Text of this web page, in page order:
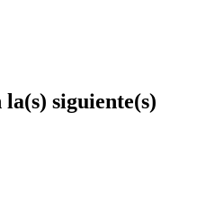
siguiente(s)